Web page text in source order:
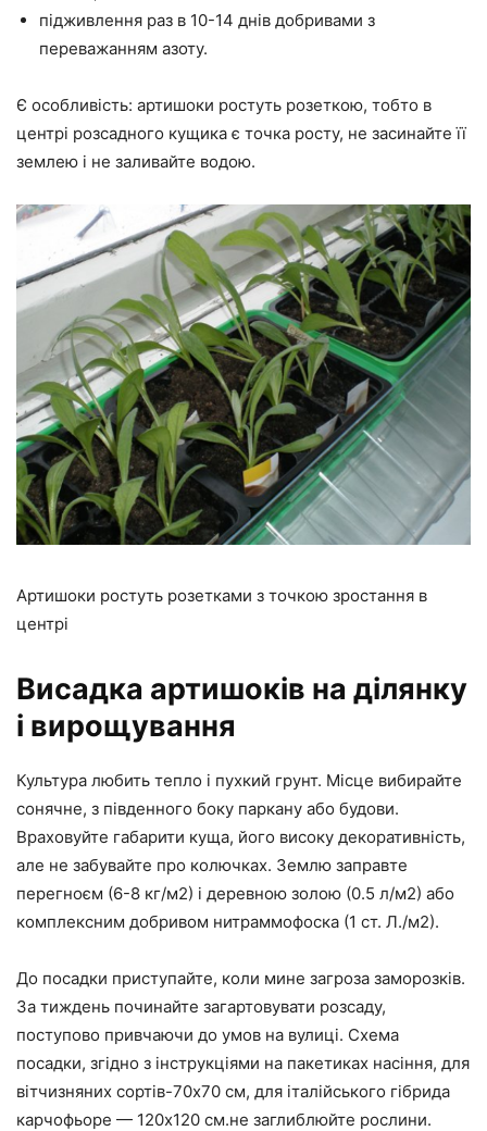
підживлення раз в 10-14 днів добривами з
переважанням азоту.
Є особливість: артишоки ростуть розеткою, тобто в
центрі розсадного кущика є точка росту, не засинайте її
землею і не заливайте водою.
Артишоки ростуть розетками з точкою зростання в
центрі
Висадка артишоків на ділянку
і вирощування
Культура любить тепло і пухкий грунт. Місце вибирайте
сонячне, з південного боку паркану або будови.
Враховуйте габарити куща, його високу декоративність,
але не забувайте про колючках. Землю заправте
перегноєм (6-8 кг/м2) і деревною золою (0.5 л/м2) або
комплексним добривом нитраммофоска (1 ст. Л./м2).
До посадки приступайте, коли мине загроза заморозків.
За тиждень починайте загартовувати розсаду,
поступово привчаючи до умов на вулиці. Схема
посадки, згідно з інструкціями на пакетиках насіння, для
вітчизняних сортів-70х70 см, для італійського гібрида
карчофьоре — 120х120 см.не заглиблюйте рослини.